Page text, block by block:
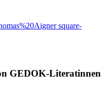
GEDOK-Literatinnen